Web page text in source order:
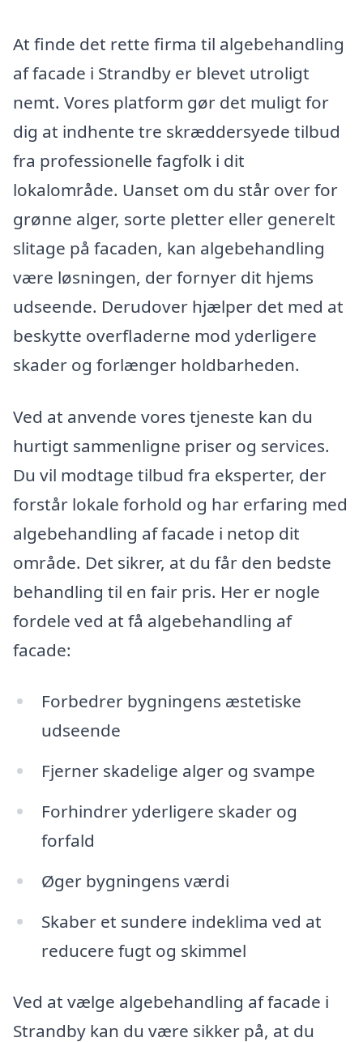
At finde det rette firma til algebehandling
af facade i Strandby er blevet utroligt
nemt. Vores platform gør det muligt for
dig at indhente tre skræddersyede tilbud
fra professionelle fagfolk i dit
lokalområde. Uanset om du står over for
grønne alger, sorte pletter eller generelt
slitage på facaden, kan algebehandling
være løsningen, der fornyer dit hjems
udseende. Derudover hjælper det med at
beskytte overfladerne mod yderligere
skader og forlænger holdbarheden.
Ved at anvende vores tjeneste kan du
hurtigt sammenligne priser og services.
Du vil modtage tilbud fra eksperter, der
forstår lokale forhold og har erfaring med
algebehandling af facade i netop dit
område. Det sikrer, at du får den bedste
behandling til en fair pris. Her er nogle
fordele ved at få algebehandling af
facade:
Forbedrer bygningens æstetiske
udseende
Fjerner skadelige alger og svampe
Forhindrer yderligere skader og
forfald
Øger bygningens værdi
Skaber et sundere indeklima ved at
reducere fugt og skimmel
Ved at vælge algebehandling af facade i
Strandby kan du være sikker på, at du